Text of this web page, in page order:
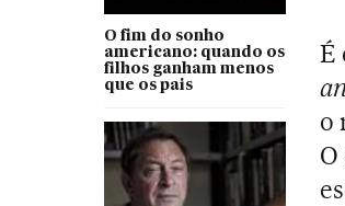
O fim do sonho
americano: quando os
filhos ganham menos
que os pais
É
o